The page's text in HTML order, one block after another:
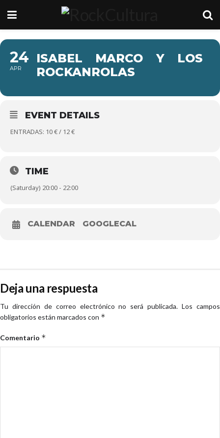
24
APR
ISABEL MARCO Y LOS
ROCKANROLAS
EVENT DETAILS
ENTRADAS: 10 € / 12 €
TIME
(Saturday) 20:00 - 22:00
CALENDAR GOOGLECAL
Deja una respuesta
Tu dirección de correo electrónico no será publicada. Los campos
obligatorios están marcados con *
Comentario *